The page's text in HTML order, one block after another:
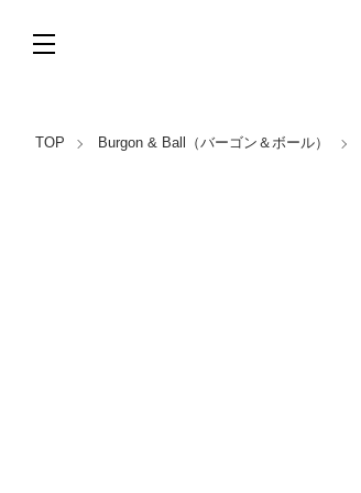
TOP Burgon & Ball（バーゴン＆ボール）